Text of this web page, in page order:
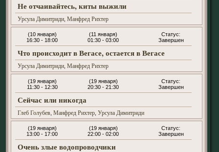
Не отчаивайтесь, киты выжили
Урсула Димитриди, Манфред Рихтер
(10 января)
16:30 - 18:00
(11 января)
01:30 - 03:00
Что происходит в Вегасе, остается в Вегасе
Урсула Димитриди, Манфред Рихтер
Завершен
(19 января)
11:30 - 12:30
(19 января)
20:30 - 21:30
Сейчас или никогда
Глеб Голубев, Манфред Рихтер, Урсула Димитриди
Завершен
(19 января)
13:00 - 17:00
(19 января)
22:00 - 02:00
Очень злые водопроводчики
Завершен